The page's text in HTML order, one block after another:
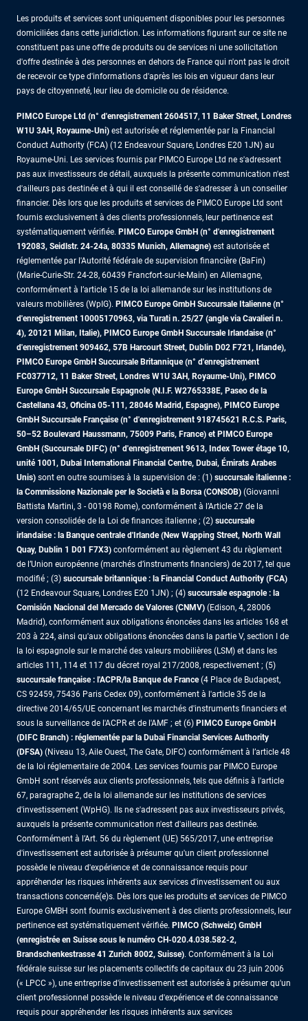
Les produits et services sont uniquement disponibles pour les personnes
domiciliées dans cette juridiction. Les informations figurant sur ce site ne
constituent pas une offre de produits ou de services ni une sollicitation
d'offre destinée à des personnes en dehors de France qui n'ont pas le droit
de recevoir ce type d'informations d'après les lois en vigueur dans leur
pays de citoyenneté, leur lieu de domicile ou de résidence.
PIMCO Europe Ltd (n° d'enregistrement 2604517, 11 Baker Street, Londres
W1U 3AH, Royaume-Uni) est autorisée et réglementée par la Financial
Conduct Authority (FCA) (12 Endeavour Square, Londres E20 1JN) au
Royaume-Uni. Les services fournis par PIMCO Europe Ltd ne s'adressent
pas aux investisseurs de détail, auxquels la présente communication n'est
d'ailleurs pas destinée et à qui il est conseillé de s'adresser à un conseiller
financier. Dès lors que les produits et services de PIMCO Europe Ltd sont
fournis exclusivement à des clients professionnels, leur pertinence est
systématiquement vérifiée. PIMCO Europe GmbH (n° d'enregistrement
192083, Seidlstr. 24-24a, 80335 Munich, Allemagne) est autorisée et
réglementée par l'Autorité fédérale de supervision financière (BaFin)
(Marie-Curie-Str. 24-28, 60439 Francfort-sur-le-Main) en Allemagne,
conformément à l’article 15 de la loi allemande sur les institutions de
valeurs mobilières (WpIG). PIMCO Europe GmbH Succursale Italienne (n°
d'enregistrement 10005170963, via Turati n. 25/27 (angle via Cavalieri n.
4), 20121 Milan, Italie), PIMCO Europe GmbH Succursale Irlandaise (n°
d'enregistrement 909462, 57B Harcourt Street, Dublin D02 F721, Irlande),
PIMCO Europe GmbH Succursale Britannique (n° d'enregistrement
FC037712, 11 Baker Street, Londres W1U 3AH, Royaume-Uni), PIMCO
Europe GmbH Succursale Espagnole (N.I.F. W2765338E, Paseo de la
Castellana 43, Oficina 05-111, 28046 Madrid, Espagne), PIMCO Europe
GmbH Succursale Française (n° d'enregistrement 918745621 R.C.S. Paris,
50–52 Boulevard Haussmann, 75009 Paris, France) et PIMCO Europe
GmbH (Succursale DIFC) (n° d'enregistrement 9613, Index Tower étage 10,
unité 1001, Dubai International Financial Centre, Dubai, Émirats Arabes
Unis) sont en outre soumises à la supervision de : (1) succursale italienne :
la Commissione Nazionale per le Società e la Borsa (CONSOB) (Giovanni
Battista Martini, 3 - 00198 Rome), conformément à l’Article 27 de la
version consolidée de la Loi de finances italienne ; (2) succursale
irlandaise : la Banque centrale d'Irlande (New Wapping Street, North Wall
Quay, Dublin 1 D01 F7X3) conformément au règlement 43 du règlement
de l’Union européenne (marchés d’instruments financiers) de 2017, tel que
modifié ; (3) succursale britannique : la Financial Conduct Authority (FCA)
(12 Endeavour Square, Londres E20 1JN) ; (4) succursale espagnole : la
Comisión Nacional del Mercado de Valores (CNMV) (Edison, 4, 28006
Madrid), conformément aux obligations énoncées dans les articles 168 et
203 à 224, ainsi qu'aux obligations énoncées dans la partie V, section I de
la loi espagnole sur le marché des valeurs mobilières (LSM) et dans les
articles 111, 114 et 117 du décret royal 217/2008, respectivement ; (5)
succursale française : l'ACPR/la Banque de France(4 Place de Budapest,
CS 92459, 75436 Paris Cedex 09), conformément à l'article 35 de la
directive 2014/65/UE concernant les marchés d'instruments financiers et
sous la surveillance de l'ACPR et de l'AMF ; et (6) PIMCO Europe GmbH
(DIFC Branch) : réglementée par la Dubai Financial Services Authority
(DFSA) (Niveau 13, Aile Ouest, The Gate, DIFC) conformément à l’article 48
de la loi réglementaire de 2004. Les services fournis par PIMCO Europe
GmbH sont réservés aux clients professionnels, tels que définis à l'article
67, paragraphe 2, de la loi allemande sur les institutions de services
d'investissement (WpHG). Ils ne s'adressent pas aux investisseurs privés,
auxquels la présente communication n'est d'ailleurs pas destinée.
Conformément à l’Art. 56 du règlement (UE) 565/2017, une entreprise
d'investissement est autorisée à présumer qu'un client professionnel
possède le niveau d'expérience et de connaissance requis pour
appréhender les risques inhérents aux services d'investissement ou aux
transactions concerné(e)s. Dès lors que les produits et services de PIMCO
Europe GMBH sont fournis exclusivement à des clients professionnels, leur
pertinence est systématiquement vérifiée. PIMCO (Schweiz) GmbH
(enregistrée en Suisse sous le numéro CH-020.4.038.582-2,
Brandschenkestrasse 41 Zurich 8002, Suisse). Conformément à la Loi
fédérale suisse sur les placements collectifs de capitaux du 23 juin 2006
(« LPCC »), une entreprise d'investissement est autorisée à présumer qu'un
client professionnel possède le niveau d'expérience et de connaissance
requis pour appréhender les risques inhérents aux services